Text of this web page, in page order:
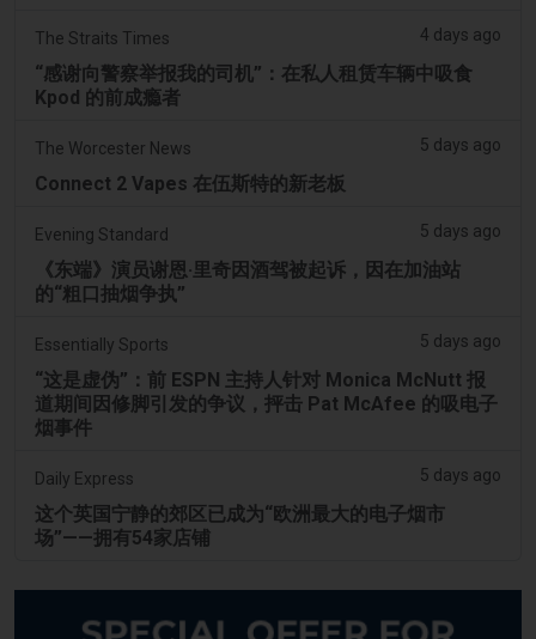
The Straits Times 4 days ago
“感谢向警察举报我的司机”：在私人租赁车辆中吸食
Kpod 的前成瘾者
The Worcester News 5 days ago
Connect 2 Vapes 在伍斯特的新老板
Evening Standard 5 days ago
《东端》演员谢恩·里奇因酒驾被起诉，因在加油站
的“粗口抽烟争执”
Essentially Sports 5 days ago
“这是虚伪”：前 ESPN 主持人针对 Monica McNutt 报
道期间因修脚引发的争议，抨击 Pat McAfee 的吸电子
烟事件
Daily Express 5 days ago
这个英国宁静的郊区已成为“欧洲最大的电子烟市
场”——拥有54家店铺